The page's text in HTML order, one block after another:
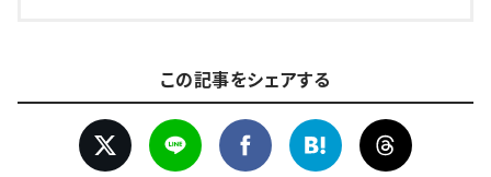
この記事をシェアする